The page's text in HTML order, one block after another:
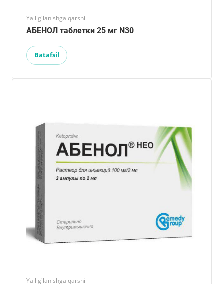
Yallig'lanishga qarshi
АБЕНОЛ таблетки 25 мг N30
Batafsil
Yallig'lanishga qarshi